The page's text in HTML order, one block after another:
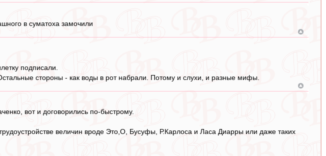
в суматоха замочили
подписали.
стороны - как воды в рот набрали. Потому и слухи, и разные мифы.
вот и договорились по-быстрому.
величин вроде Это,О, Бусуфы, Р.Карлоса и Ласа Диарры или даже таких